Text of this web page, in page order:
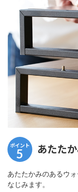
ポイント
5 あたた
あたたかみのあるウ
なじみます。